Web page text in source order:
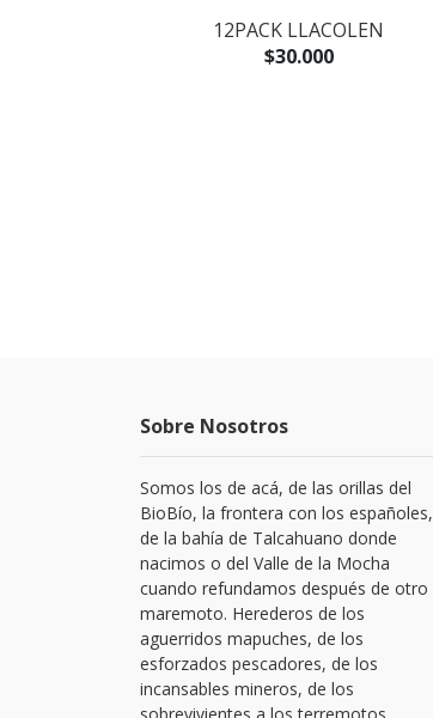
12PACK LLACOLEN
$30.000
Sobre Nosotros
Somos los de acá, de las orillas del
BioBío, la frontera con los españoles,
de la bahía de Talcahuano donde
nacimos o del Valle de la Mocha
cuando refundamos después de otro
maremoto. Herederos de los
aguerridos mapuches, de los
esforzados pescadores, de los
incansables mineros, de los